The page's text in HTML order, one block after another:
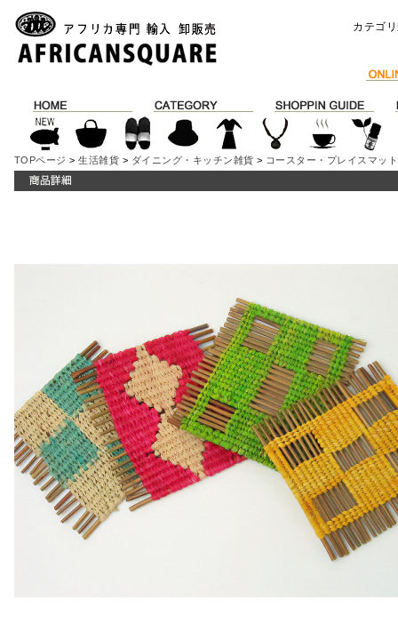
カテゴ
TOPページ >生活雑貨 > ダイニング・キッチン雑貨 > コースター・プレイスマット